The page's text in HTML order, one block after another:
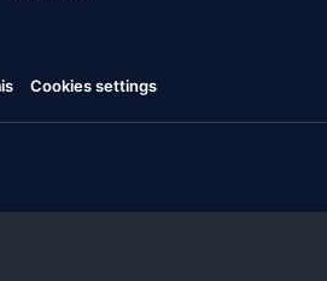
Cookies settings